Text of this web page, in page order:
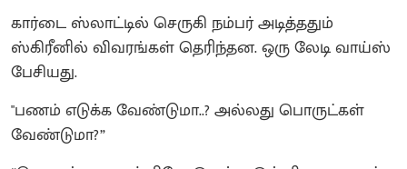
கார்டை ஸ்லாட்டில் செருகி நம்பர் அடித்ததும்
ஸ்கிரீனில் விவரங்கள் தெரிந்தன. ஒரு லேடி வாய்ஸ்
பேசியது.
"பணம் எடுக்க வேண்டுமா..? அல்லது பொருட்கள்
வேண்டுமா?”